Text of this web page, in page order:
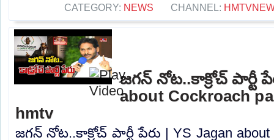
CATEGORY: NEWS CHANNEL:
జగన్ నోట..కాక్రోచ్ పార్టీ
about Cockroach
hmtv
జగన్ నోట..కాక్రోచ్ పార్టీ పేరు | YS Jagan about